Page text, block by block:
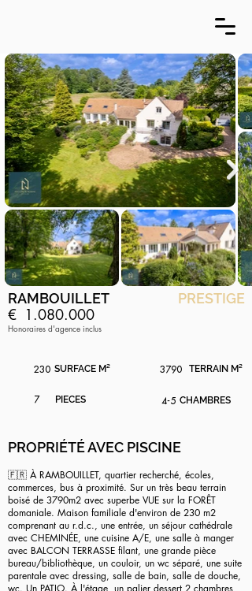
RAMBOUILLET PRESTIGE
€ 1.080.000
Honoraires d'agence inclus
230 SURFACE M²
7 PIECES
TERRAIN M²
3790
4-5 CHAMBRES
PROPRIÉTÉ AVEC PISCINE
🇫🇷 À RAMBOUILLET, quartier recherché, écoles,
commerces, bus à proximité. Sur un très beau terrain
boisé de 3790m2 avec superbe VUE sur la FORÊT
domaniale. Maison familiale d'environ de 230 m2
comprenant au r.d.c., une entrée, un séjour cathédrale
avec CHEMINÉE, une cuisine A/E, une salle à manger
avec BALCON TERRASSE filant, une grande pièce
bureau/bibliothèque, un couloir, un wc séparé, une suite
parentale avec dressing, salle de bain, salle de douche,
wc. Un PATIO. À l'étage, un palier dessert 2 chambres,